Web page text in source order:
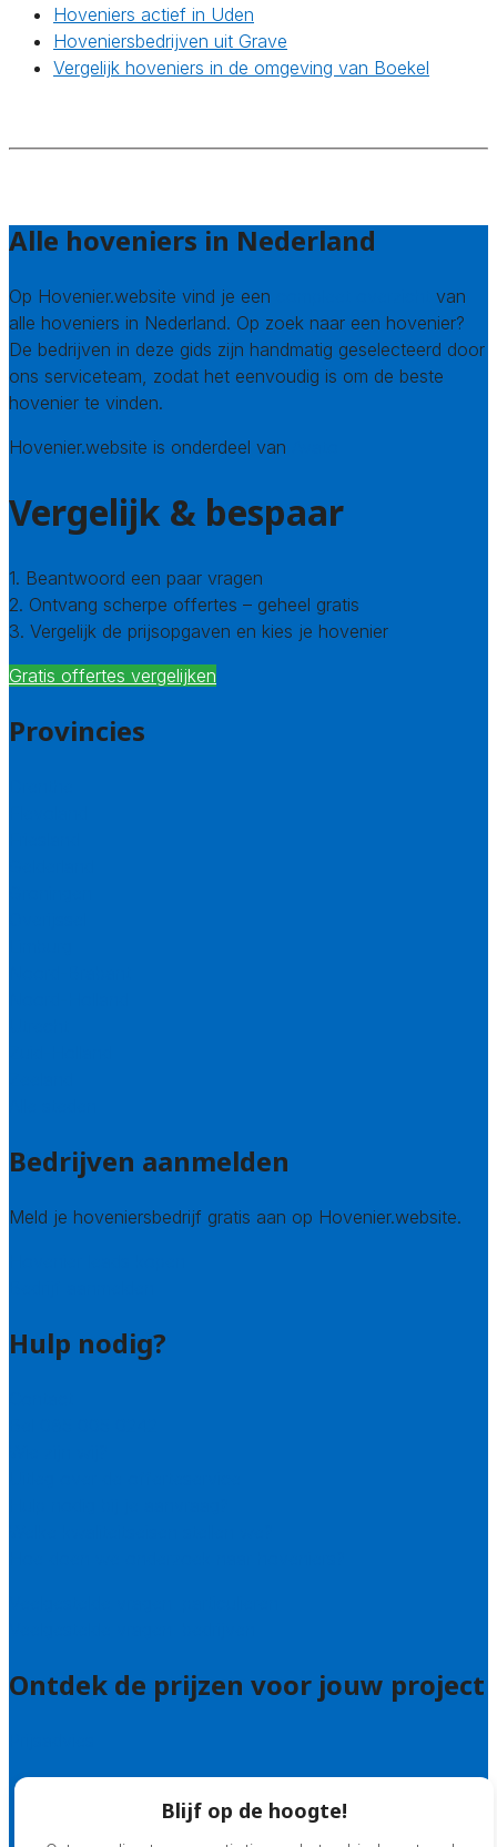
Hoveniers actief in Uden
Hoveniersbedrijven uit Grave
Vergelijk hoveniers in de omgeving van Boekel
Alle hoveniers in Nederland
Op Hovenier.website vind je een
van
alle hoveniers in Nederland. Op zoek naar een hovenier?
De bedrijven in deze gids zijn handmatig geselecteerd door
ons serviceteam, zodat het eenvoudig is om de beste
hovenier te vinden.
Hovenier.website is onderdeel van
Vergelijk & bespaar
1. Beantwoord een paar vragen
2. Ontvang scherpe offertes – geheel gratis
3. Vergelijk de prijsopgaven en kies je hovenier
Gratis offertes vergelijken
Provincies
Bedrijven aanmelden
Meld je hoveniersbedrijf gratis aan op Hovenier.website.
Hulp nodig?
Ontdek de prijzen voor jouw project
Blijf op de hoogte!